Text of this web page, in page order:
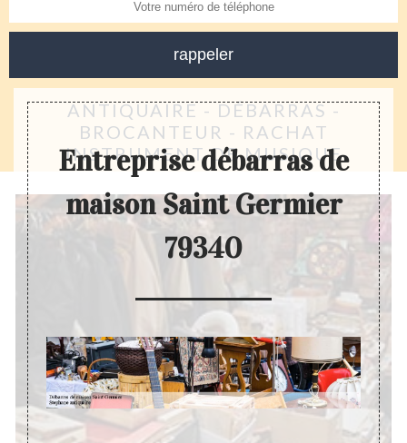
ANTIQUAIRE - DÉBARRAS -
BROCANTEUR - RACHAT
INSTRUMENT DE MUSIQUE
Entreprise débarras de
maison Saint Germier
79340